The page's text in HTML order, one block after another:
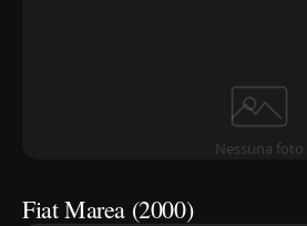
Nessuna foto
Fiat Marea (2000)